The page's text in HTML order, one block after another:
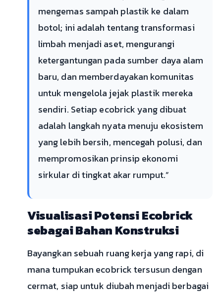
mengemas sampah plastik ke dalam
botol; ini adalah tentang transformasi
limbah menjadi aset, mengurangi
ketergantungan pada sumber daya alam
baru, dan memberdayakan komunitas
untuk mengelola jejak plastik mereka
sendiri. Setiap ecobrick yang dibuat
adalah langkah nyata menuju ekosistem
yang lebih bersih, mencegah polusi, dan
mempromosikan prinsip ekonomi
sirkular di tingkat akar rumput.”
Visualisasi Potensi Ecobrick
sebagai Bahan Konstruksi
Bayangkan sebuah ruang kerja yang rapi, di
mana tumpukan ecobrick tersusun dengan
cermat, siap untuk diubah menjadi berbagai